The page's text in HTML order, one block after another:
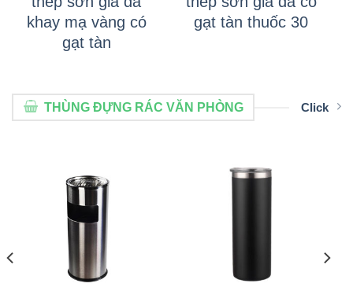
khay mạ vàng có
gạt tàn
gạt tàn thuốc 30
THÙNG ĐỰNG RÁC VĂN PHÒNG Click